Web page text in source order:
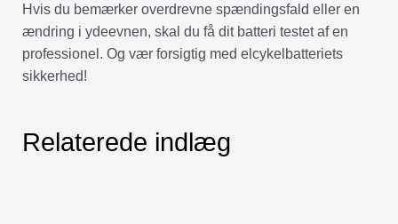
Hvis du bemærker overdrevne spændingsfald eller en
ændring i ydeevnen, skal du få dit batteri testet af en
professionel. Og vær forsigtig med elcykelbatteriets
sikkerhed!
Relaterede indlæg